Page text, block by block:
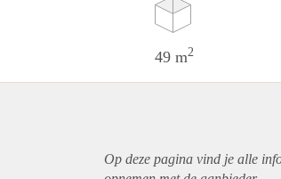
49 m2
Op deze pagina vind je alle